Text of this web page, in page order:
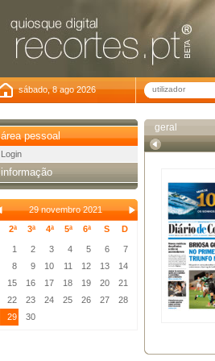
sábado, 8 ago 2026
área pessoal
Login
informação
29 novembro 2021
2ª
3ª 4ª 5ª 6ª S D
1 2 3 4 5 6
7
8
9 10 11 12 13
14
15
16 17 18 19 20
21
22
23 24 25 26 27
28
29
30
geral